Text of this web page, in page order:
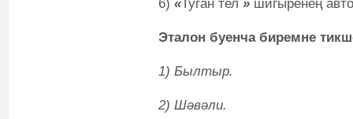
6) «Туган тел » шигыренең
Эталон буенча биремне
1) Былтыр.
2) Шәвәли.